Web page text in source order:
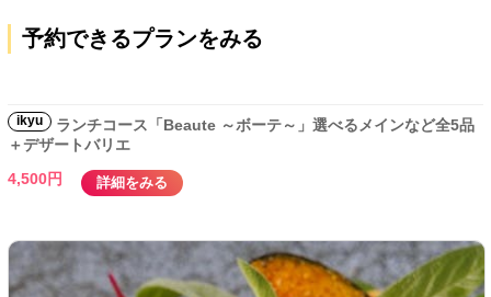
予約できるプランをみる
ikyu
ランチコース「Beaute ～ボーテ～」選べるメインなど全5品
＋デザートバリエ
4,500円
詳細をみる